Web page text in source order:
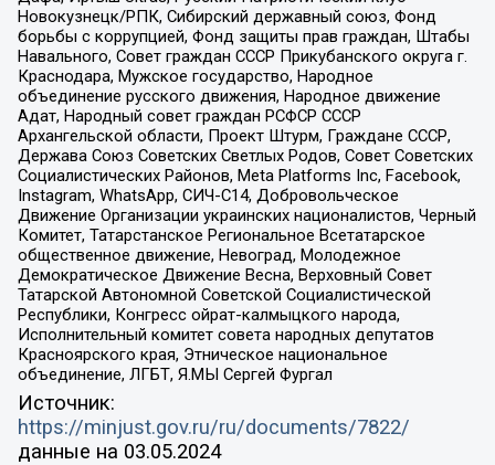
Новокузнецк/РПК, Сибирский державный союз, Фонд
борьбы с коррупцией, Фонд защиты прав граждан, Штабы
Навального, Совет граждан СССР Прикубанского округа г.
Краснодара, Мужское государство, Народное
объединение русского движения, Народное движение
Адат, Народный совет граждан РСФСР СССР
Архангельской области, Проект Штурм, Граждане СССР,
Держава Союз Советских Светлых Родов, Совет Советских
Социалистических Районов, Meta Platforms Inc, Facebook,
Instagram, WhatsApp, СИЧ-С14, Добровольческое
Движение Организации украинских националистов, Черный
Комитет, Татарстанское Региональное Всетатарское
общественное движение, Невоград, Молодежное
Демократическое Движение Весна, Верховный Совет
Татарской Автономной Советской Социалистической
Республики, Конгресс ойрат-калмыцкого народа,
Исполнительный комитет совета народных депутатов
Красноярского края, Этническое национальное
объединение, ЛГБТ, Я.МЫ Сергей Фургал
Источник:
https://minjust.gov.ru/ru/documents/7822/
данные на 03.05.2024